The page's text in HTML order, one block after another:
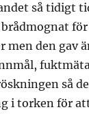
så tidigt
men den gav
så
i torken för